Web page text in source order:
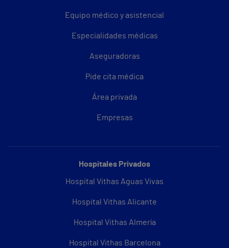
Equipo médico y asistencial
Especialidades médicas
Aseguradoras
Pide cita médica
Área privada
Empresas
Hospitales Privados
Hospital Vithas Aguas Vivas
Hospital Vithas Alicante
Hospital Vithas Almería
Hospital Vithas Barcelona